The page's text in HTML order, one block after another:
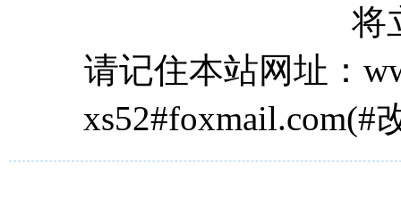
将
请记住本站网址：
xs52#foxmail.com(#